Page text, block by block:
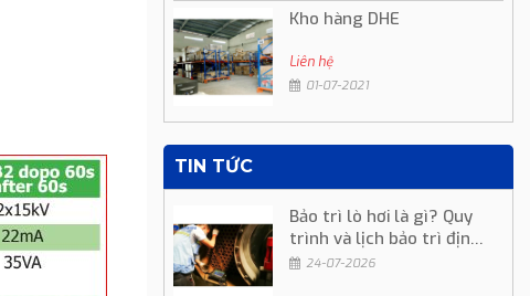
Kho hàng DHE
Liên hệ
01-07-2021
TIN TỨC
Bảo trì lò hơi là gì? Quy
trình và lịch bảo trì định
kỳ24-07-2026